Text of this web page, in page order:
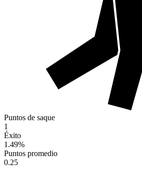
Puntos de saque
1
Éxito
1.49%
Puntos promedio
0.25